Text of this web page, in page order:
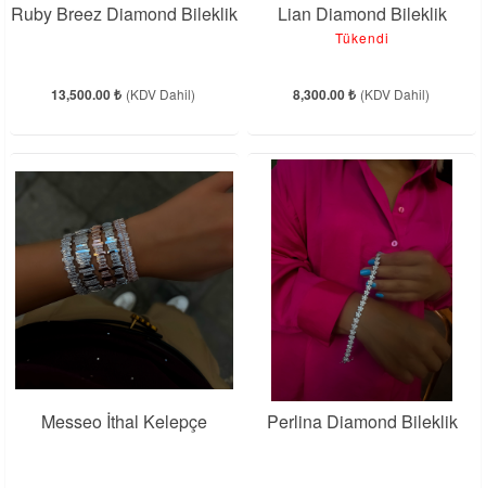
Ruby Breez Diamond Bileklik
13,500.00 ₺ (KDV Dahil)
Lian Diamond Bileklik
8,300.00 ₺ (KDV Dahil)
Tükendi
Messeo İthal Kelepçe Perlina Diamond Bileklik